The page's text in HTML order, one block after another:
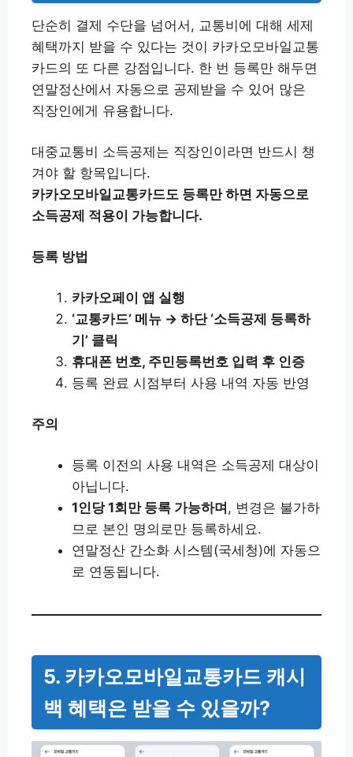
단순히 결제 수단을 넘어서, 교통비에 대해 세제
혜택까지 받을 수 있다는 것이 카카오모바일교통
카드의 또 다른 강점입니다. 한 번 등록만 해두면
연말정산에서 자동으로 공제받을 수 있어 많은
직장인에게 유용합니다.
대중교통비 소득공제는 직장인이라면 반드시 챙
겨야 할 항목입니다.
카카오모바일교통카드도 등록만 하면 자동으로
소득공제 적용이 가능합니다.
등록 방법
카카오페이 앱 실행
‘교통카드’ 메뉴 → 하단 ‘소득공제 등록하
기’ 클릭
휴대폰 번호, 주민등록번호 입력 후 인증
등록 완료 시점부터 사용 내역 자동 반영
주의
등록 이전의 사용 내역은 소득공제 대상이
아닙니다.
1인당 1회만 등록 가능하며 , 변경은 불가하
므로 본인 명의로만 등록하세요.
연말정산 간소화 시스템(국세청)에 자동으
로 연동됩니다.
5. 카카오모바일교통카드 캐시
백 혜택은 받을 수 있을까?